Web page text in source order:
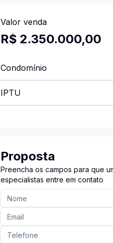
Valor venda
R$ 2.350.000,00
Condomínio
IPTU
Proposta
Preencha os campos para que
especialistas entre em contato